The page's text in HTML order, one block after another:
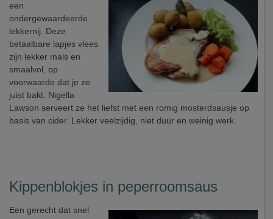
een
ondergewaardeerde
lekkernij. Deze
betaalbare lapjes vlees
zijn lekker mals en
smaalvol, op
voorwaarde dat je ze
juist bakt. Nigella
Lawson serveert ze het liefst met een romig mosterdsausje op
basis van cider. Lekker veelzijdig, niet duur en weinig werk.
Kippenblokjes in peperroomsaus
Een gerecht dat snel